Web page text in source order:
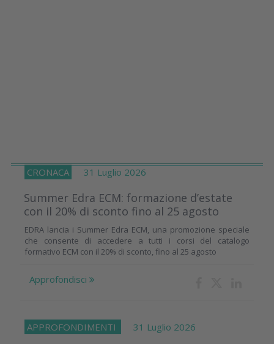
CRONACA 31 Luglio 2026
Summer Edra ECM: formazione d’estate
con il 20% di sconto fino al 25 agosto
EDRA lancia i Summer Edra ECM, una promozione speciale
che consente di accedere a tutti i corsi del catalogo
formativo ECM con il 20% di sconto, fino al 25 agosto
Approfondisci
APPROFONDIMENTI 31 Luglio 2026